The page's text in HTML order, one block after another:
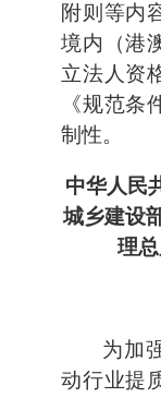
附则等内
境内（港
立法人资
《规范条
制性。
中华人民
城乡建设
理
为加
动行业提